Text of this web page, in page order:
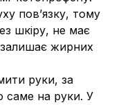
пов’язку, тому
шкіру, не має
залишає жирних
руки, за
саме на руки. У